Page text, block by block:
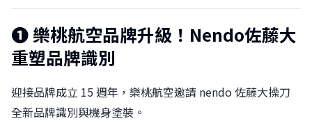
❶ 樂桃航空品牌升級！Nendo佐藤大
重塑品牌識別
迎接品牌成立 15 週年，樂桃航空邀請 nendo 佐藤大操刀
全新品牌識別與機身塗裝。